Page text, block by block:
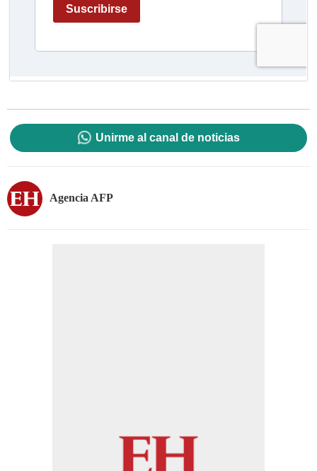
Unirme al canal de noticias
Agencia AFP